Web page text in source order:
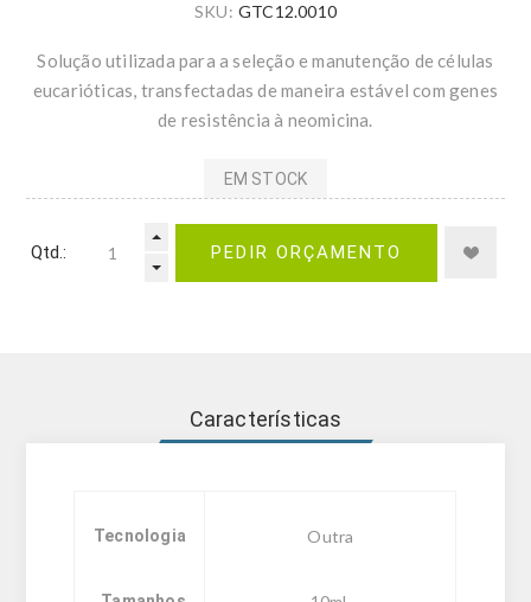
SKU: GTC12.0010
Solução utilizada para a seleção e manutenção de células
eucarióticas, transfectadas de maneira estável com genes
de resistência à neomicina.
EM STOCK
Qtd.: PEDIR ORÇAMENTO
Características
Tecnologia Outra